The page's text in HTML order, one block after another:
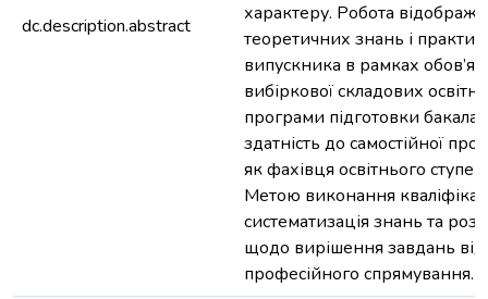
dc.description.abstract
характеру. Робота
теоретичних знань і
випускника в рамках
вибіркової складових
програми підготовки
здатність до самостійної
як фахівця освітнього
Метою виконання
систематизація знань та
щодо вирішення завдань
професійного спрямування.